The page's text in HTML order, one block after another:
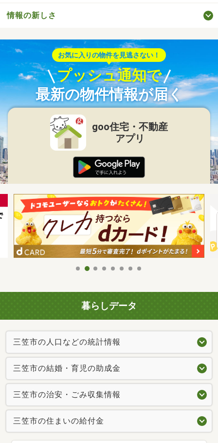
情報の新しさ
お気に入りの物件を見逃さない！
プッシュ通知で
最新の物件情報が届く
goo住宅・不動産
アプリ
暮らしデータ
三笠市の人口などの統計情報
三笠市の結婚・育児の助成金
三笠市の治安・ごみ収集情報
三笠市の住まいの給付金